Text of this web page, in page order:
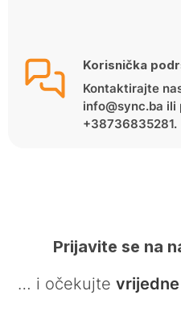
Korisnička
Kontaktirajte
info@sync.ba ili
+38736835281.
Prijavite se na
… i očekujte